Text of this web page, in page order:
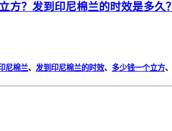
方？发到印尼棉兰的时效是多久？
尼棉兰、 发到印尼棉兰的时效、 多少钱一个立方、